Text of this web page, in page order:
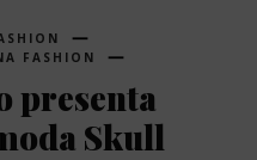
FASHION
presenta
Skull